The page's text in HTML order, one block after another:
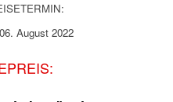
August 2022